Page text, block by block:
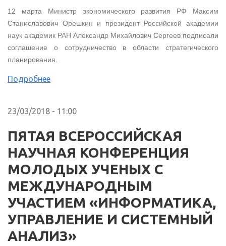
12 марта Министр экономического развития РФ Максим
Станиславович Орешкин и президент Российской академии
наук академик РАН Александр Михайлович Сергеев подписали
соглашение о сотрудничество в области стратегического
планирования.
Подробнее
23/03/2018 - 11:00
ПЯТАЯ ВСЕРОССИЙСКАЯ
НАУЧНАЯ КОНФЕРЕНЦИЯ
МОЛОДЫХ УЧЕНЫХ С
МЕЖДУНАРОДНЫМ
УЧАСТИЕМ «ИНФОРМАТИКА,
УПРАВЛЕНИЕ И СИСТЕМНЫЙ
АНАЛИЗ»